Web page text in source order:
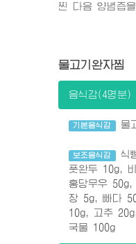
찐 다음 양념즙
물고기완자찜
음식감(4명분)
기본음식감 물
보조음식감
식
풋완두 10g,
홍당무우
장 5g, 빠다
10g, 고추
국물 100g